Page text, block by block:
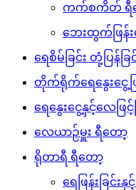
ကက်စကိတ် ရီ
ဘေးထွက်ဖြန်း
ရေစိမ်ခြင်း တုံ့ပြန်ခြ
တိုက်ရိုက်ရေနွေးငွေ့ဖြ
ရေနွေးငွေ့နှင့်လေဖြင့်
လေယာဉ်မှူး ရီတော့
ရိုတာရီ ရီတော့
ရေဖြန်းခြင်